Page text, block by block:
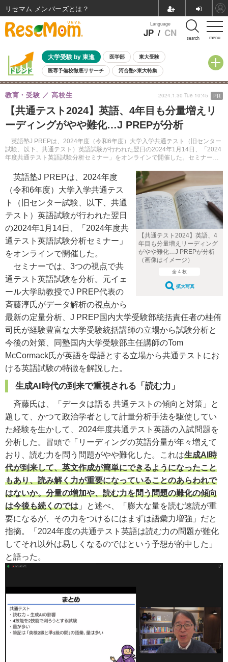
menu
Language
JP / CN search
大学受験 by 東進 医学部 東大受験
医専予備校徹底リサーチ 河合塾×東大特集
親子で考える大学選び 高校受験 中学受験 小学校受験
共通テスト 夏休み
8月開催イベント・WS 全国公立高校 過去問 人気記事
自由研究教材（小学生向け） 自由研究教材（中学生向け） ランキング
【共通テスト2024】英語、4年目も分量増えリ
ーディングがやや難化…J PREPが分析
英語塾J PREPは、2024年度（令和6年度）大学入学共通テスト（旧センター
試験、以下、共通テスト）英語試験が行われた翌日の2024年1月14日、「2024
年度共通テスト英語試験分析セミナー」をオンラインで開催した。セミナーの
教育・受験 高校生 2024.1.30 Tue 10:45 PR
【共通テスト2024】英語、4
年目も分量増えリーディング
がやや難化…J PREPが分析
（画像はイメージ）
全 4 枚
拡大写真
英語塾J PREPは、2024年度
（令和6年度）大学入学共通テス
ト（旧センター試験、以下、共通
テスト）英語試験が行われた翌日
の2024年1月14日、「2024年度共
通テスト英語試験分析セミナー」
をオンラインで開催した。
セミナーでは、3つの視点で共
通テスト英語試験を分析。元イェ
ール大学助教授でJ PREP代表の
斉藤淳氏がデータ解析の視点から
最新の定量分析、J PREP国内大学受験部統括責任者の桂侑
司氏が経験豊富な大学受験統括講師の立場から試験分析と
今後の対策、同塾国内大学受験部主任講師のTom
McCormack氏が英語を母語とする立場から共通テストにお
ける英語試験の特徴を解説した。
生成AI時代の到来で重視される「読む力」
斉藤氏は、「データは語る 共通テストの傾向と対策」と
題して、かつて政治学者として計量分析手法を駆使してい
た経験を生かして、2024年度共通テスト英語の入試問題を
分析した。冒頭で「リーディングの英語分量が年々増えて
おり、読む力を問う問題がやや難化した。これは生成AI時
代が到来して、英文作成が簡単にできるようになったこと
もあり、読み解く力が重要になっていることのあらわれで
はないか。分量の増加や、読む力を問う問題の難化の傾向
は今後も続くのでは 」と述べ、「膨大な量を読む速読が重
要になるが、その力をつけるにはまずは語彙力増強」だと
指摘。「2024年度の共通テスト英語は読む力の問題が難化
してそれ以外は易しくなるのではという予想が的中した」
と語った。
リセマム メンバーズ